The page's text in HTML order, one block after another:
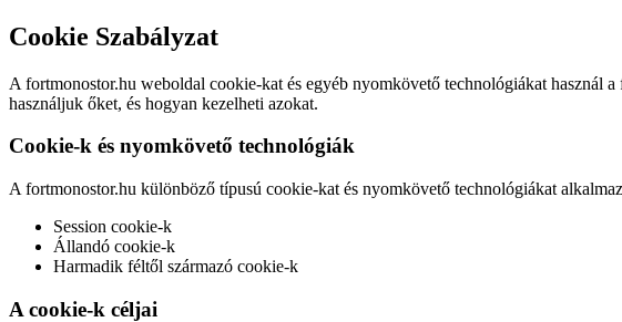
Cookie Szabályzat
A fortmonostor.hu weboldal cookie-kat és egyéb nyomkövető technológiákat használ
használjuk őket, és hogyan kezelheti azokat.
Cookie-k és nyomkövető technológiák
A fortmonostor.hu különböző típusú cookie-kat és nyomkövető technológiákat
Session cookie-k
Állandó cookie-k
Harmadik féltől származó cookie-k
A cookie-k céljai